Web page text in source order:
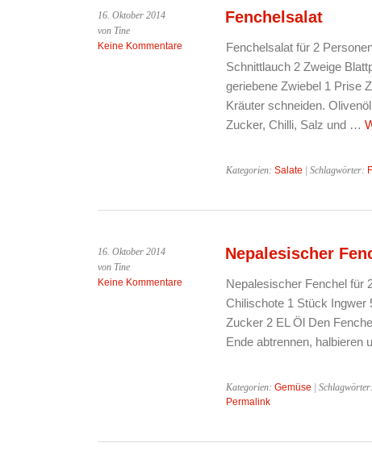
16. Oktober 2014
von Tine
Keine Kommentare
Fenchelsalat
Fenchelsalat für 2
Schnittlauch 2 Zweige
geriebene Zwiebel 1 Prise
Kräuter schneiden.
Zucker, Chilli, Salz und …
Kategorien: Salate | Schlagwörter:
16. Oktober 2014
von Tine
Keine Kommentare
Nepalesischer
Nepalesischer Fenchel für
Chilischote 1 Stück Ingwer
Zucker 2 EL Öl Den
Ende abtrennen, halbieren
Kategorien: Gemüse | Schlagwörter:
Permalink